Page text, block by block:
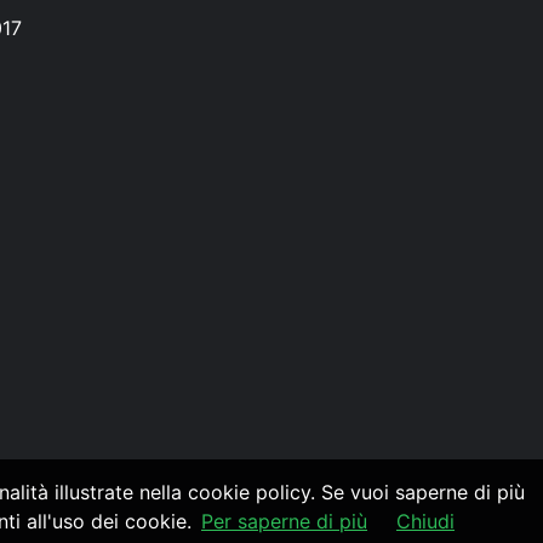
illustrate nella cookie policy. Se vuoi saperne di più
all'uso dei cookie. Per saperne di più Chiudi